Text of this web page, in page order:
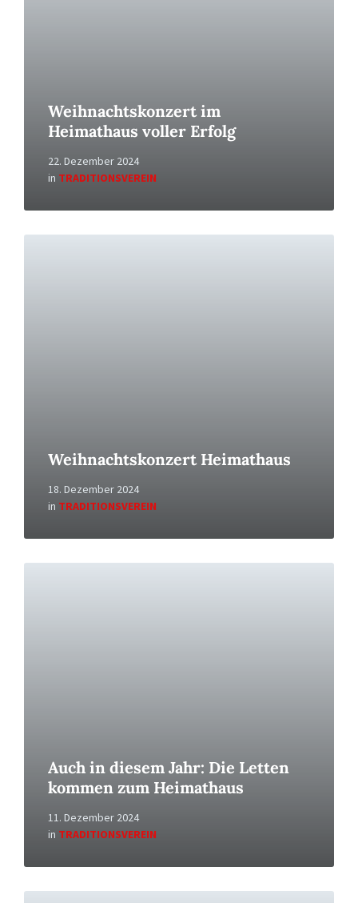
Weihnachtskonzert im
Heimathaus voller Erfolg
22. Dezember 2024
in TRADITIONSVEREIN
Weihnachtskonzert Heimathaus
18. Dezember 2024
in TRADITIONSVEREIN
Auch in diesem Jahr: Die Letten
kommen zum Heimathaus
11. Dezember 2024
in TRADITIONSVEREIN